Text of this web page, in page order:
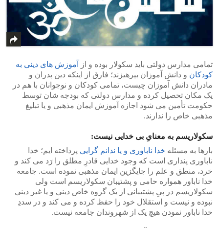
تمامی مدارس دولتی باید سکولار بوده و از
آموزش های دینی به
کودکان و دانش آموزان بپرهیزند؛ فارق از اینکه دین پدران و
مادران دانش آموزان چیست، تمامی کودکان و نوجوانان با هم در
یک مکان تحصیل کرده و مدارس دولتی که بودجه شان توسط
حکومت تأمین می شود اجازه آموزش ایمان مذهبی و یا تبلیغ
مذهبی خاص را ندارند.
سکولاریسم به معنایِ بی خدایی نیست:
بارها به مسئله خدا ناباوری و یا ندانم گرایی پرداخته ایم؛ خدا
ناباوری پنداری است که وجود خدایی قادرِ مطلق را رَد می کند و
خرد، منطق و علم را جایگزین ایمان مذهبی نموده است. جامعه
خدا ناباور همواره حامی و پشتیبان سکولاریسم است ولی
سکولاریسم در پیِ پشتیبانی از یک گروه خاص دینی و یا غیر دینی
نبوده و نیست و استقلال خود را حفظ کرده و می کند و در سددِ
خدا ناباور نمودن هیچ یک از شهروندان جامعه نیست.
>